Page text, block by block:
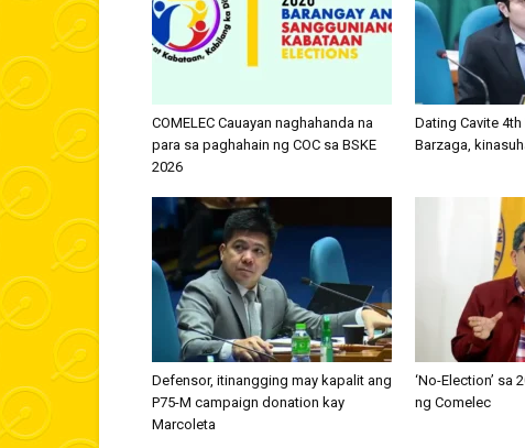
COMELEC Cauayan naghahanda na
para sa paghahain ng COC sa BSKE
2026
Dating Cavite
Barzaga,
Defensor, itinangging may kapalit ang
P75-M campaign donation kay
Marcoleta
‘No-Election’ sa
ng Comelec